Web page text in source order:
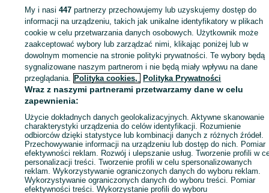
KATEGORIA
ID:904554684 Wyświetlenia:
Zadzwoń / SMS Wyślij wiadomość
My i nasi447 partnerzy przechowujemy lub uzyskujemy dostęp do
informacji na urządzeniu, takich jak unikalne identyfikatory w plikach
cookie w celu przetwarzania danych osobowych. Użytkownik może
zaakceptować wybory lub zarządzać nimi, klikając poniżej lub w
dowolnym momencie na stronie polityki prywatności. Te wybory będą
sygnalizowane naszym partnerom i nie będą miały wpływu na dane
przeglądania. Polityka cookies, Polityka Prywatności
Wraz z naszymi partnerami przetwarzamy dane w celu
zapewnienia:
Użycie dokładnych danych geolokalizacyjnych. Aktywne skanowanie
charakterystyki urządzenia do celów identyfikacji. Rozumienie
odbiorców dzięki statystyce lub kombinacji danych z różnych źródeł.
Przechowywanie informacji na urządzeniu lub dostęp do nich. Pomiar
efektywności reklam. Rozwój i ulepszanie usług. Tworzenie profili w
personalizacji treści. Tworzenie profili w celu spersonalizowanych
reklam. Wykorzystywanie ograniczonych danych do wyboru reklam.
Wykorzystywanie ograniczonych danych do wyboru treści. Pomiar
efektywności treści. Wykorzystanie profili do wyboru